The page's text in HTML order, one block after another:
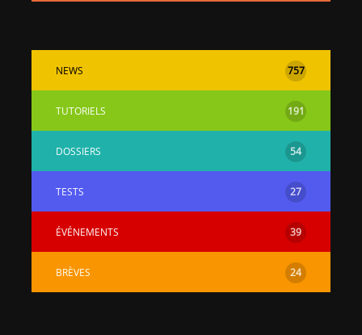
NEWS 757
TUTORIELS 191
DOSSIERS 54
TESTS 27
ÉVÉNEMENTS 39
BRÈVES 24